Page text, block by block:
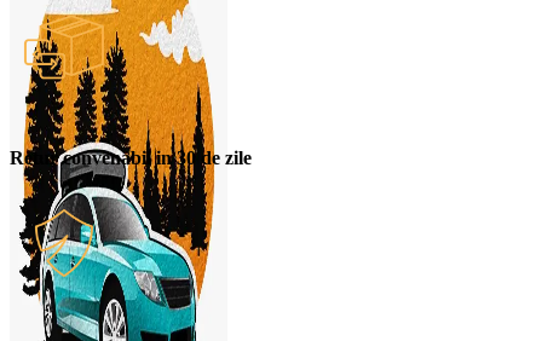
Retur convenabil in 30 de zile